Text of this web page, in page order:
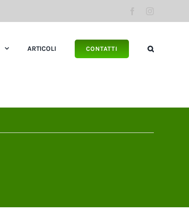
ARTICOLI CONTATTI